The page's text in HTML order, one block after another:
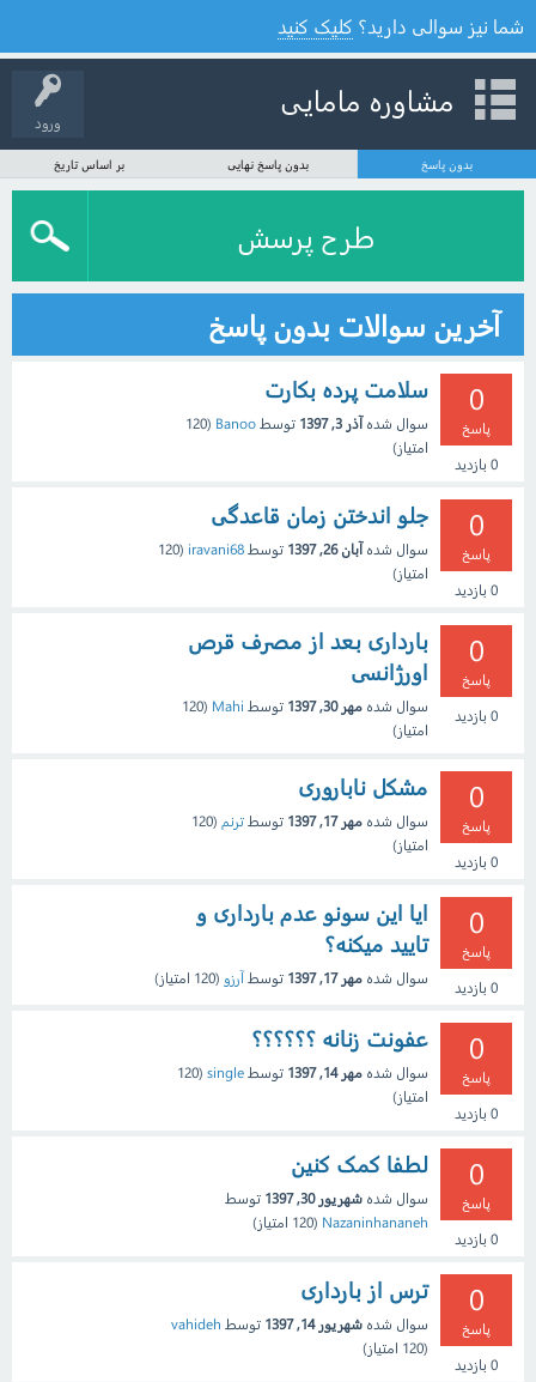
شما نیز سوالی دارید؟ کلیک کنید
ورود
مشاوره مامایی
بدون پاسخ بدون پاسخ نهایی بر اساس تاریخ
طرح پرسش
آخرین سوالات بدون پاسخ
0
پاسخ
0 بازدید
سلامت پرده بکارت
سوال شده آذر 3, 1397 توسط Banoo
(
120
امتیاز)
0
پاسخ
0 بازدید
جلو اندختن زمان قاعدگی
سوال شده آبان 26, 1397 توسط iravani68
(
120
امتیاز)
0
پاسخ
0 بازدید
بارداری بعد از مصرف قرص
اورژانسی
سوال شده مهر 30, 1397 توسط Mahi
(
120
امتیاز)
0
پاسخ
0 بازدید
مشکل ناباروری
سوال شده مهر 17, 1397 توسط ترنم (
120
امتیاز)
0
پاسخ
0 بازدید
ایا این سونو عدم بارداری و
تایید میکنه؟
سوال شده مهر 17, 1397 توسطآرزو (
120 امتیاز)
0
پاسخ
0 بازدید
عفونت زنانه ؟؟؟؟؟؟
سوال شده مهر 14, 1397 توسط single
(
120
امتیاز)
0
پاسخ
0 بازدید
لطفا کمک کنین
سوال شده شهریور 30, 1397
توسط
Nazaninhananeh
(
120 امتیاز)
0
پاسخ
0 بازدید
ترس از بارداری
سوال شده شهریور 14, 1397 توسط vahideh
(
120 امتیاز)